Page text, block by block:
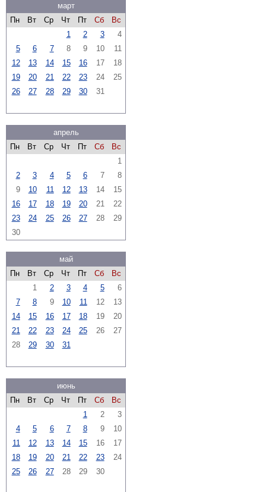
март
Пн
Вт Ср Чт Пт Сб
Вс
1
2 3
4
5
6 7 8 9 10
11
12
13 14 15 16 17
18
19
20 21 22 23 24
25
26
27 28 29 30 31
апрель
Пн
Вт Ср Чт Пт Сб
Вс
1
2
3 4 5 6 7
8
9
10 11 12 13 14
15
16
17 18 19 20 21
22
23
24 25 26 27 28
29
30
май
Пн
Вт Ср Чт Пт Сб
Вс
1
2 3 4 5
6
7
8 9 10 11 12
13
14
15 16 17 18 19
20
21
22 23 24 25 26
27
28
29 30 31
июнь
Пн
Вт Ср Чт Пт Сб
Вс
1
2
3
4
5 6 7 8 9
10
11
12 13 14 15 16
17
18
19 20 21 22 23
24
25
26 27 28 29 30